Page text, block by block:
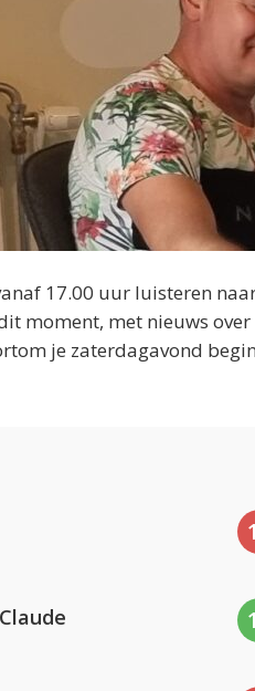
17.00 uur luisteren
moment, met nieuws
je zaterdagavond